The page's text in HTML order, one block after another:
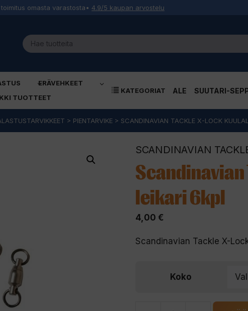
omasta varastosta• 4.9/5 kaupan arvostelu
ERÄVEHKEET
TUOTTEET
KATEGORIAT ALE SUUTARI-
> PIENTARVIKE > SCANDINAVIAN TACKLE X-LOCK
SCANDINAVIAN
leikari 6kpl
4,00 €
Scandinavian Tackle X-
Koko